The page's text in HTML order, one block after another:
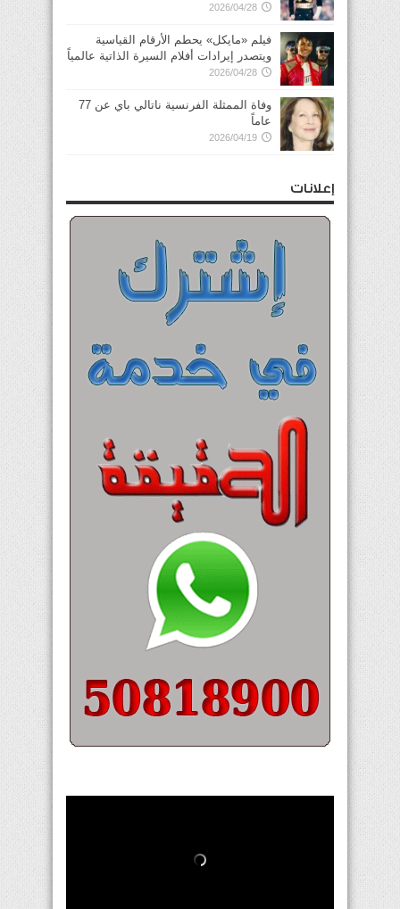
2026/04/28
فيلم «مايكل» يحطم الأرقام القياسية
ويتصدر إيرادات أفلام السيرة الذاتية عالمياً
2026/04/28
وفاة الممثلة الفرنسية ناتالي باي عن 77
عاماً
2026/04/19
إعلانات